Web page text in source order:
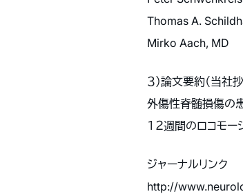
Thomas A.
Mirko Aach, MD
３）論文要約（当社
外傷性脊髄損傷の
１２週間のロコモ
ジャーナルリンク
http://